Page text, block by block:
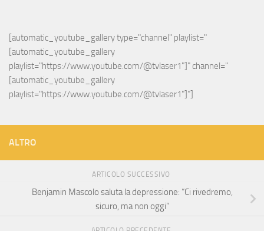
[automatic_youtube_gallery type="channel" playlist="
[automatic_youtube_gallery
playlist="https://www.youtube.com/@tvlaser1"]" channel="
[automatic_youtube_gallery
playlist="https://www.youtube.com/@tvlaser1"]"]
ALTRO
ARTICOLO SUCCESSIVO
Benjamin Mascolo saluta la depressione: “Ci rivedremo,
sicuro, ma non oggi”